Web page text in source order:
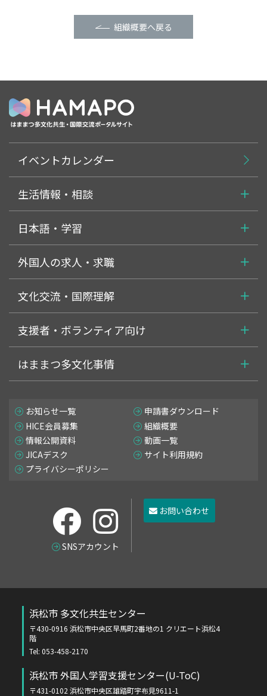
組織概要へ戻る
イベントカレンダー
生活情報・相談
日本語・学習
外国人の求人・求職
文化交流・国際理解
支援者・ボランティア向け
はままつ多文化事情
お知らせ一覧
申請書ダウンロード
HICE会員募集
組織概要
情報公開資料
動画一覧
JICAデスク
サイト利用規約
プライバシーポリシー
SNSアカウント
お問い合わせ
浜松市 多文化共生センター
〒430-0916 浜松市中央区早馬町2番地の1 クリエート浜松4
階
Tel: 053-458-2170
浜松市 外国人学習支援センター(U-ToC)
〒431-0102 浜松市中央区雄踏町宇布見9611-1